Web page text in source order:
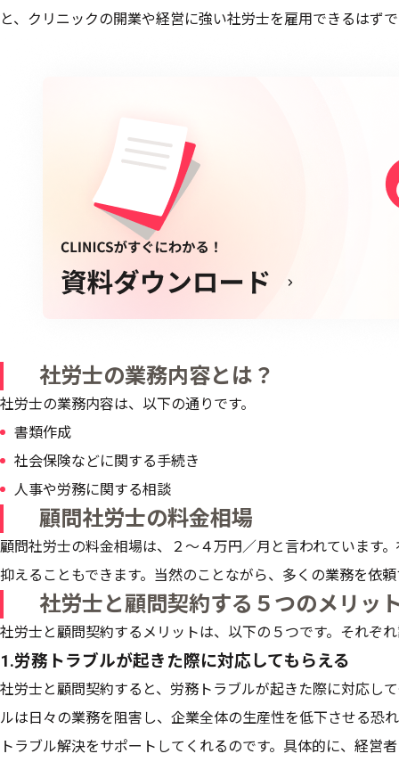
と、クリニックの開業や経営に強い社労士を雇用できるはず
社労士の業務内容とは？
社労士の業務内容は、以下の通りです。
書類作成
社会保険などに関する手続き
人事や労務に関する相談
顧問社労士の料金相場
顧問社労士の料金相場は、２〜４万円／月と言われています
抑えることもできます。当然のことながら、多くの業務を依
社労士と顧問契約する５つのメリッ
社労士と顧問契約するメリットは、以下の５つです。それぞ
1.労務トラブルが起きた際に対応してもらえる
社労士と顧問契約すると、労務トラブルが起きた際に対応し
ルは日々の業務を阻害し、企業全体の生産性を低下させる恐
トラブル解決をサポートしてくれるのです。具体的に、経営